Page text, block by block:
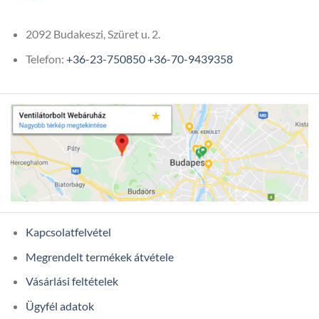
2092 Budakeszi, Szüret u. 2.
Telefon: +36-23-750850+36-70-9439358
Kapcsolatfelvétel
Megrendelt termékek átvétele
Vásárlási feltételek
Ügyfél adatok